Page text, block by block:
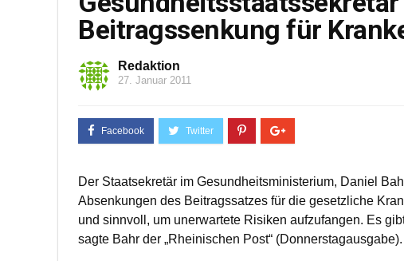
Beitragssenkung für
Redaktion
27. Januar 2011
Der Staatsekretär im Gesundheitsministerium, Daniel
Absenkungen des Beitragssatzes für die gesetzliche
und sinnvoll, um unerwartete Risiken aufzufangen. Es
sagte Bahr der „Rheinischen Post“ (Donnerstagausgabe).